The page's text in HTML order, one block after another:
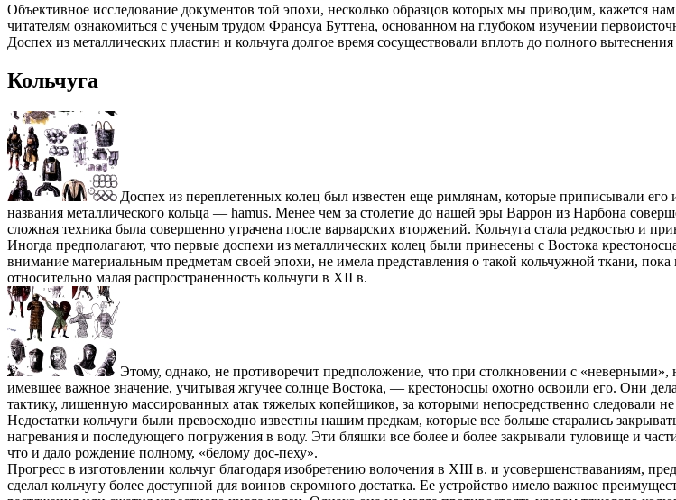
Объективное исследование документов той эпохи, несколько образцов которых мы приводим, кажется
читателям ознакомиться с ученым трудом Франсуа Буттена, основанном на глубоком изучении
Доспех из металлических пластин и кольчуга долгое время сосуществовали вплоть до полного
Кольчуга
Доспех из переплетенных колец был известен еще римлянам, которые приписывали
названия металлического кольца — hamus. Менее чем за столетие до нашей эры Варрон из Нарбона
сложная техника была совершенно утрачена после варварских вторжений. Кольчуга стала редкостью и
Иногда предполагают, что первые доспехи из металлических колец были принесены с Востока
внимание материальным предметам своей эпохи, не имела представления о такой кольчужной ткани,
относительно малая распространенность кольчуги в XII в.
Этому, однако, не противоречит предположение, что при столкновении с
имевшее важное значение, учитывая жгучее солнце Востока, — крестоносцы охотно освоили его. Они
тактику, лишенную массированных атак тяжелых копейщиков, за которыми непосредственно следовали
Недостатки кольчуги были превосходно известны нашим предкам, которые все больше старались
нагревания и последующего погружения в воду. Эти бляшки все более и более закрывали туловище и
что и дало рождение полному, «белому дос-пеху».
Прогресс в изготовлении кольчуг благодаря изобретению волочения в XIII в. и усовершенстваваниям,
сделал кольчугу более доступной для воинов скромного достатка. Ее устройство имело важное